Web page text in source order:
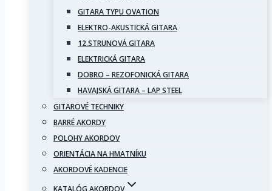
GITARA TYPU OVATION
ELEKTRO-AKUSTICKÁ GITARA
12.STRUNOVÁ GITARA
ELEKTRICKÁ GITARA
DOBRO – REZOFONICKÁ GITARA
HAVAJSKÁ GITARA – LAP STEEL
GITAROVÉ TECHNIKY
BARRÉ AKORDY
POLOHY AKORDOV
ORIENTÁCIA NA HMATNÍKU
AKORDOVÉ KADENCIE
KATALÓG AKORDOV